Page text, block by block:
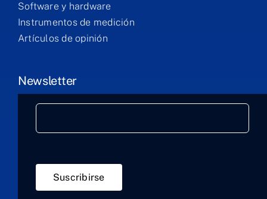
Software y hardware
Instrumentos de medición
Artículos de opinión
Newsletter
Suscribirse